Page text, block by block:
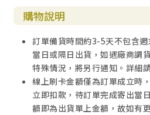
購物說明
訂單備貨時間約3-5天不包含
當日或隔日出貨，如遇廠商調
特殊情況，將另行通知。詳細
線上刷卡金額僅為訂單成立時
立即扣款，待訂單完成寄出當
額即為出貨單上金額，故如有